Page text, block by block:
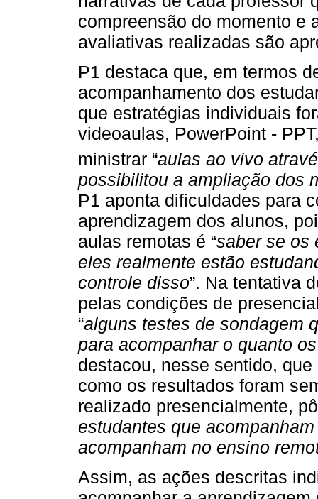
compreensão do momento e
avaliativas realizadas são
P1 destaca que, em termos
acompanhamento dos
que estratégias individuais
videoaulas, PowerPoint -
ministrar “aulas ao vivo
possibilitou a ampliação dos
P1 aponta dificuldades para
aprendizagem dos alunos,
aulas remotas é “saber se os
eles realmente estão
controle disso”. Na tentativa
pelas condições de
“alguns testes de sondagem
para acompanhar o quanto
destacou, nesse sentido,
como os resultados foram
realizado presencialmente,
estudantes que
acompanham no ensino
Assim, as ações descritas